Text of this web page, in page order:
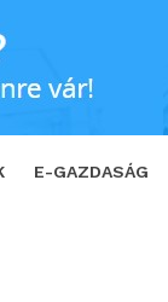
E-GAZDASÁG